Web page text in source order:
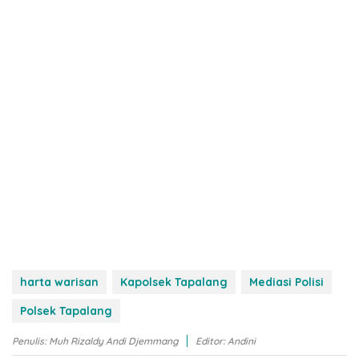
harta warisan Kapolsek Tapalang
Mediasi Polisi
Polsek Tapalang
Penulis: Muh Rizaldy Andi Djemmang Editor: Andini